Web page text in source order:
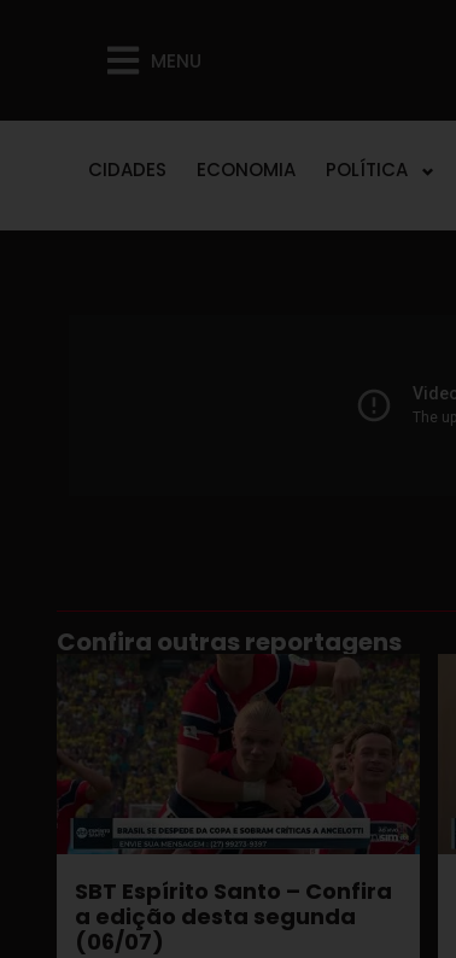
MENU
CIDADES ECONOMIA POLÍTICA
Confira outras reportagens
SBT Espírito Santo – Confira
a edição desta segunda
(06/07)